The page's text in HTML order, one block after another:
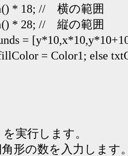
* 18; // 横の範囲
* 28; // 縦の範囲
=
= Color1; else
実行します。
形の数を入力します